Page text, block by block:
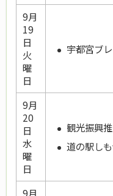
9月
19
日
火
曜
日
宇都宮ブ
9月
20
日
水
曜
日
観光振興
道の駅し
9月